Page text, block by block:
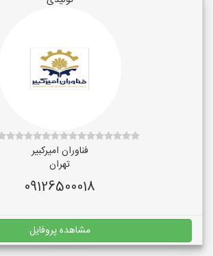
فناوران امیرکبیر
تهران
09126500018
مشاهده پروفایل